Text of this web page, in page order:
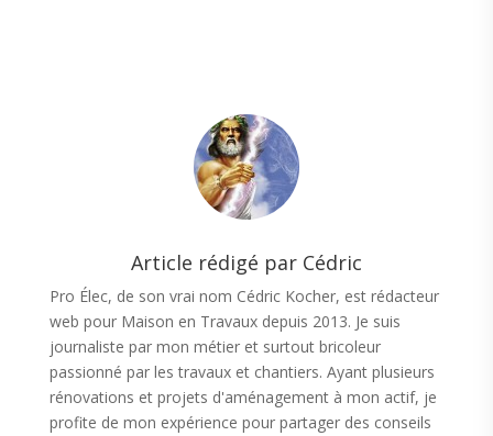
Article rédigé par Cédric
Pro Élec, de son vrai nom Cédric Kocher, est rédacteur
web pour Maison en Travaux depuis 2013. Je suis
journaliste par mon métier et surtout bricoleur
passionné par les travaux et chantiers. Ayant plusieurs
rénovations et projets d'aménagement à mon actif, je
profite de mon expérience pour partager des conseils